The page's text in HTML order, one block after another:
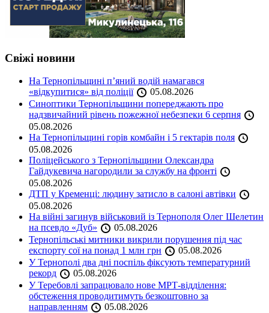
Свіжі новини
На Тернопільщині п’яний водій намагався
«відкупитися» від поліції
05.08.2026
Синоптики Тернопільщини попереджають про
надзвичайний рівень пожежної небезпеки 6 серпня
05.08.2026
На Тернопільщині горів комбайн і 5 гектарів поля
05.08.2026
Поліцейського з Тернопільщини Олександра
Гайдукевича нагородили за службу на фронті
05.08.2026
ДТП у Кременці: людину затисло в салоні автівки
05.08.2026
На війні загинув військовий із Тернополя Олег Шелетин
на псевдо «Дуб»
05.08.2026
Тернопільські митники викрили порушення під час
експорту сої на понад 1 млн грн
05.08.2026
У Тернополі два дні поспіль фіксують температурний
рекорд
05.08.2026
У Теребовлі запрацювало нове МРТ-відділення:
обстеження проводитимуть безкоштовно за
направленням
05.08.2026